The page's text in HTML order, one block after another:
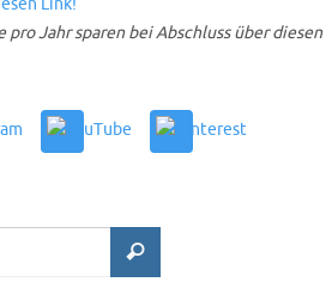
Jahr sparen bei Abschluss über diesen